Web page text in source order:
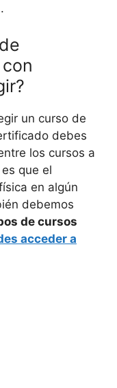
un curso de
debes
los cursos a
que el
en algún
debemos
de cursos
acceder a